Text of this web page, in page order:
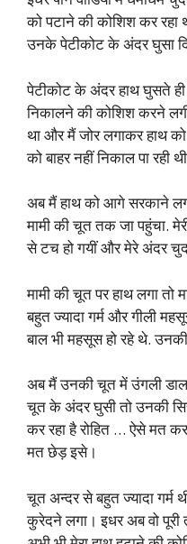
को पटाने की कोशिश कर
उनके पेटीकोट के अंदर घुसा
पेटीकोट के अंदर हाथ घुसते ही
निकालने की कोशिश करने
था और मैं जोर लगाकर हाथ को
को बाहर नहीं निकाल पा रही
अब मैं हाथ को आगे सरकाने
मामी की चूत तक जा पहुंचा.
से टच हो गयीं और मेरे अंदर
मामी की चूत पर हाथ लगा
बहुत ज्यादा गर्म और गीली
बाल भी महसूस हो रहे थे.
अब मैं उनकी चूत में उंगली
चूत के अंदर घुसी तो उनकी
कर रहा है रोहित … ऐसे मत
मत छेड़ इसे।
चूत अन्दर से बहुत ज्यादा
कुरेदने लगा। इधर अब वो पूरी